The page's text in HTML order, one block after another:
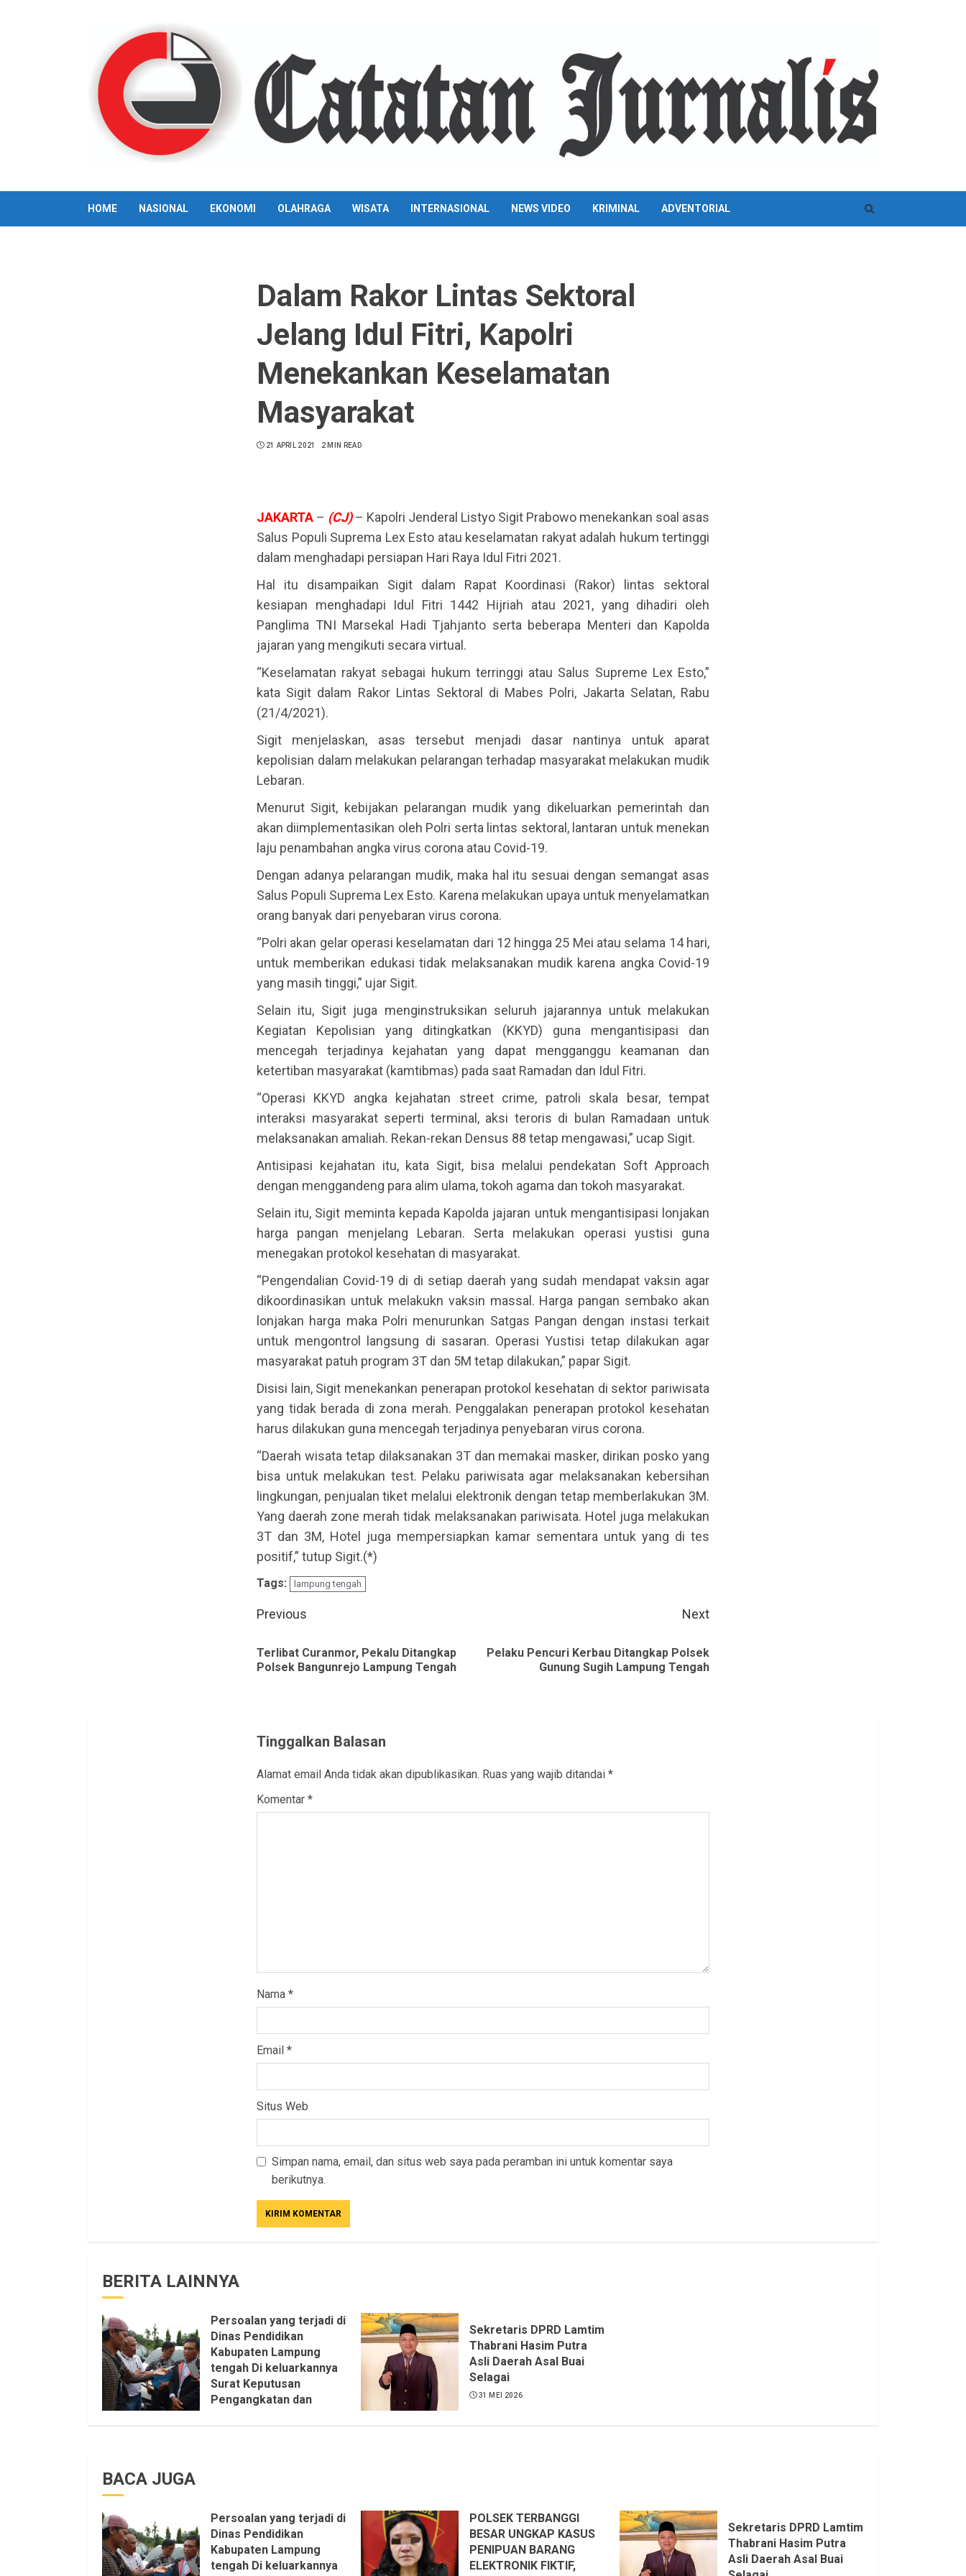
HOME NASIONAL EKONOMI OLAHRAGA WISATA INTERNASIONAL NEWS VIDEO KRIMINAL ADVENTORIAL
Dalam Rakor Lintas Sektoral
Jelang Idul Fitri, Kapolri
Menekankan Keselamatan
Masyarakat
21 APRIL 2021 2 MIN READ
JAKARTA – (CJ)– Kapolri Jenderal Listyo Sigit Prabowo menekankan soal asas
Salus Populi Suprema Lex Esto atau keselamatan rakyat adalah hukum tertinggi
dalam menghadapi persiapan Hari Raya Idul Fitri 2021.
Hal itu disampaikan Sigit dalam Rapat Koordinasi (Rakor) lintas sektoral
kesiapan menghadapi Idul Fitri 1442 Hijriah atau 2021, yang dihadiri oleh
Panglima TNI Marsekal Hadi Tjahjanto serta beberapa Menteri dan Kapolda
jajaran yang mengikuti secara virtual.
“Keselamatan rakyat sebagai hukum terringgi atau Salus Supreme Lex Esto,”
kata Sigit dalam Rakor Lintas Sektoral di Mabes Polri, Jakarta Selatan, Rabu
(21/4/2021).
Sigit menjelaskan, asas tersebut menjadi dasar nantinya untuk aparat
kepolisian dalam melakukan pelarangan terhadap masyarakat melakukan mudik
Lebaran.
Menurut Sigit, kebijakan pelarangan mudik yang dikeluarkan pemerintah dan
akan diimplementasikan oleh Polri serta lintas sektoral, lantaran untuk menekan
laju penambahan angka virus corona atau Covid-19.
Dengan adanya pelarangan mudik, maka hal itu sesuai dengan semangat asas
Salus Populi Suprema Lex Esto. Karena melakukan upaya untuk menyelamatkan
orang banyak dari penyebaran virus corona.
“Polri akan gelar operasi keselamatan dari 12 hingga 25 Mei atau selama 14 hari,
untuk memberikan edukasi tidak melaksanakan mudik karena angka Covid-19
yang masih tinggi,” ujar Sigit.
Selain itu, Sigit juga menginstruksikan seluruh jajarannya untuk melakukan
Kegiatan Kepolisian yang ditingkatkan (KKYD) guna mengantisipasi dan
mencegah terjadinya kejahatan yang dapat mengganggu keamanan dan
ketertiban masyarakat (kamtibmas) pada saat Ramadan dan Idul Fitri.
“Operasi KKYD angka kejahatan street crime, patroli skala besar, tempat
interaksi masyarakat seperti terminal, aksi teroris di bulan Ramadaan untuk
melaksanakan amaliah. Rekan-rekan Densus 88 tetap mengawasi,” ucap Sigit.
Antisipasi kejahatan itu, kata Sigit, bisa melalui pendekatan Soft Approach
dengan menggandeng para alim ulama, tokoh agama dan tokoh masyarakat.
Selain itu, Sigit meminta kepada Kapolda jajaran untuk mengantisipasi lonjakan
harga pangan menjelang Lebaran. Serta melakukan operasi yustisi guna
menegakan protokol kesehatan di masyarakat.
“Pengendalian Covid-19 di di setiap daerah yang sudah mendapat vaksin agar
dikoordinasikan untuk melakukn vaksin massal. Harga pangan sembako akan
lonjakan harga maka Polri menurunkan Satgas Pangan dengan instasi terkait
untuk mengontrol langsung di sasaran. Operasi Yustisi tetap dilakukan agar
masyarakat patuh program 3T dan 5M tetap dilakukan,” papar Sigit.
Disisi lain, Sigit menekankan penerapan protokol kesehatan di sektor pariwisata
yang tidak berada di zona merah. Penggalakan penerapan protokol kesehatan
harus dilakukan guna mencegah terjadinya penyebaran virus corona.
“Daerah wisata tetap dilaksanakan 3T dan memakai masker, dirikan posko yang
bisa untuk melakukan test. Pelaku pariwisata agar melaksanakan kebersihan
lingkungan, penjualan tiket melalui elektronik dengan tetap memberlakukan 3M.
Yang daerah zone merah tidak melaksanakan pariwisata. Hotel juga melakukan
3T dan 3M, Hotel juga mempersiapkan kamar sementara untuk yang di tes
positif,” tutup Sigit.(*)
Tags: lampung tengah
Continue
Previous
Previous
Terlibat Curanmor, Pekalu Ditangkap
Polsek Bangunrejo Lampung Tengah
Next
Next
Pelaku Pencuri Kerbau Ditangkap Polsek
Gunung Sugih Lampung Tengah
Tinggalkan Balasan
Alamat email Anda tidak akan dipublikasikan. Ruas yang wajib ditandai *
Komentar *
Nama *
Email *
Situs Web
Simpan nama, email, dan situs web saya pada peramban ini untuk komentar saya
berikutnya.
BERITA LAINNYA
Persoalan yang terjadi di
Dinas Pendidikan
Kabupaten Lampung
tengah Di keluarkannya
Surat Keputusan
Pengangkatan dan
pastikan penuh Unsur
KKN, dan Unsur Politik.
6 AGUSTUS 2026
Sekretaris DPRD Lamtim
Thabrani Hasim Putra
Asli Daerah Asal Buai
Selagai
31 MEI 2026
BACA JUGA
Persoalan yang terjadi di
Dinas Pendidikan
Kabupaten Lampung
tengah Di keluarkannya
POLSEK TERBANGGI
BESAR UNGKAP KASUS
PENIPUAN BARANG
ELEKTRONIK FIKTIF,
Sekretaris DPRD Lamtim
Thabrani Hasim Putra
Asli Daerah Asal Buai